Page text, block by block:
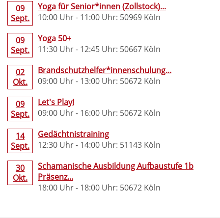
09
Sept.
Yoga für Senior*innen (Zollstock)...
10:00 Uhr - 11:00 Uhr: 50969 Köln
09
Sept.
Yoga 50+
11:30 Uhr - 12:45 Uhr: 50667 Köln
02
Okt.
Brandschutzhelfer*innenschulung...
09:00 Uhr - 13:00 Uhr: 50672 Köln
09
Sept.
Let's Play!
09:00 Uhr - 16:00 Uhr: 50672 Köln
14
Sept.
Gedächtnistraining
12:30 Uhr - 14:00 Uhr: 51143 Köln
30
Okt.
Schamanische Ausbildung Aufbaustufe 1b
Präsenz...
18:00 Uhr - 18:00 Uhr: 50672 Köln